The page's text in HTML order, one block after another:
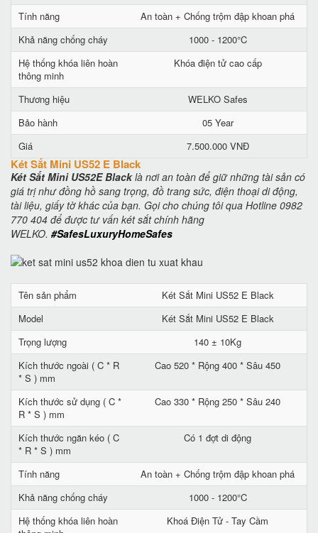
Tính năng
An toàn + Chống trộm đập khoan phá
Khả năng chống cháy
1000 - 1200°C
Hệ thống khóa liên hoàn
thông minh
Khóa điện tử cao cấp
Thương hiệu
WELKO Safes
Bảo hành
05 Year
Giá
7.500.000 VNĐ
Két Sắt Mini US52 E Black
Két Sắt Mini US52E Blacklà nơi an toàn để giữ những tài sản có
giá trị như đồng hồ sang trọng, đồ trang sức, điện thoại di động,
tài liệu, giấy tờ khác của bạn. Gọi cho chúng tôi qua Hotline 0982
770 404 để được tư vấn két sắt chính hãng
WELKO. #SafesLuxuryHomeSafes
Tên sản phẩm
Két Sắt Mini US52 E Black
Model
Két Sắt Mini US52 E Black
Trọng lượng
140 ± 10Kg
Kích thước ngoài ( C * R
* S ) mm
Cao 520 * Rộng 400 * Sâu 450
Kích thước sử dụng ( C *
R * S ) mm
Cao 330 * Rộng 250 * Sâu 240
Kích thước ngăn kéo ( C
* R * S ) mm
Có 1 đợt di động
Tính năng
An toàn + Chống trộm đập khoan phá
Khả năng chống cháy
1000 - 1200°C
Hệ thống khóa liên hoàn
Khoá Điện Tử - Tay Cầm